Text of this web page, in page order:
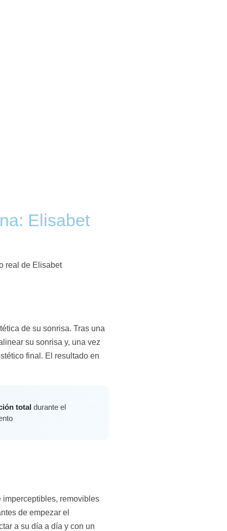
Elisabet
de su sonrisa. Tras una
su sonrisa y, una vez
final. El resultado en
total durante el
removibles
de empezar el
a su día a día y con un